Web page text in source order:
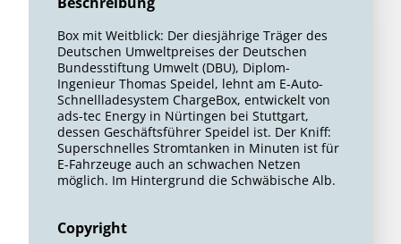
Box mit Weitblick: Der diesjährige Träger des
Deutschen Umweltpreises der Deutschen
Bundesstiftung Umwelt (DBU), Diplom-
Ingenieur Thomas Speidel, lehnt am E-Auto-
Schnellladesystem ChargeBox, entwickelt von
ads-tec Energy in Nürtingen bei Stuttgart,
dessen Geschäftsführer Speidel ist. Der Kniff:
Superschnelles Stromtanken in Minuten ist für
E-Fahrzeuge auch an schwachen Netzen
möglich. Im Hintergrund die Schwäbische Alb.
Copyright